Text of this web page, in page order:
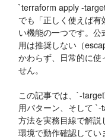
`terraform apply -
でも「正しく使えば
い機能の一つです。
用は推奨しない（
かわらず、日常的に使
せん。
この記事では、`-
用パターン、そして
方法を実務目線で解
環境で動作確認してい